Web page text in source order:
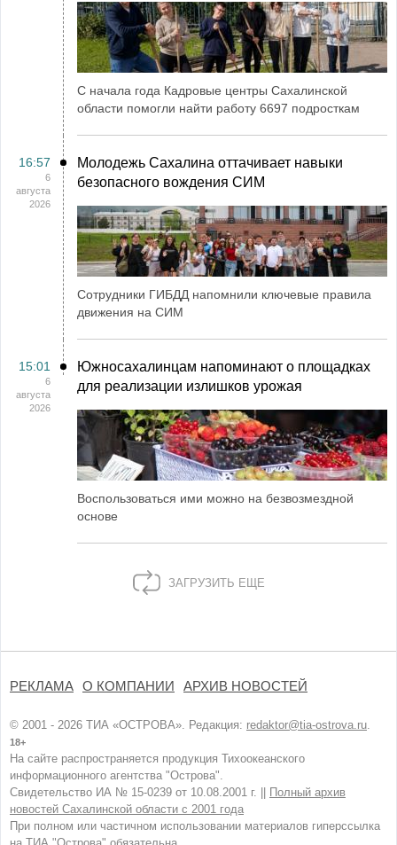
С начала года Кадровые центры Сахалинской
области помогли найти работу 6697 подросткам
16:57
6
августа
2026
Молодежь Сахалина оттачивает навыки
безопасного вождения СИМ
Сотрудники ГИБДД напомнили ключевые правила
движения на СИМ
15:01
6
августа
2026
Южносахалинцам напоминают о площадках
для реализации излишков урожая
Воспользоваться ими можно на безвозмездной
основе
ЗАГРУЗИТЬ ЕЩЕ
РЕКЛАМА О КОМПАНИИ АРХИВ НОВОСТЕЙ
© 2001 - 2026 ТИА «ОСТРОВА». Редакция: redaktor@tia-ostrova.ru.
18+
На сайте распространяется продукция Тихоокеанского
информационного агентства "Острова".
Свидетельство ИА № 15-0239 от 10.08.2001 г. ||
Полный архив
новостей Сахалинской области с 2001 года
При полном или частичном использовании материалов гиперссылка